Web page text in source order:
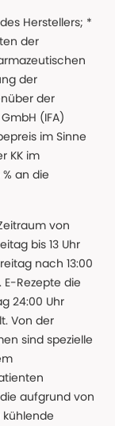
Herstellers; *
der
der
der
(IFA)
im Sinne
KK im
an die
von
bis 13 Uhr
nach 13:00
Rezepte die
24:00 Uhr
Von der
sind spezielle
aufgrund von